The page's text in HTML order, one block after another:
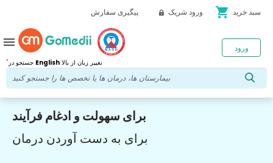
پیگیری سفارش ورود شریک shopping_cart سبد خرید
* English تغییر زبان از بالا
ورود menu
برای سهولت و ادغام فرآیند
برای به دست آوردن درمان